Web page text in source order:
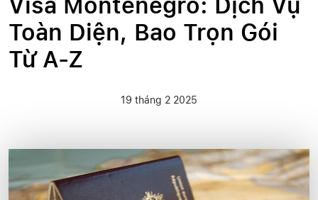
Visa Montenegro: Dịch Vụ
Toàn Diện, Bao Trọn Gói
Từ A-Z
19 tháng 2 2025